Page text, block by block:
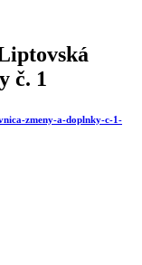
č. 1
zmeny-a-doplnky-c-1-